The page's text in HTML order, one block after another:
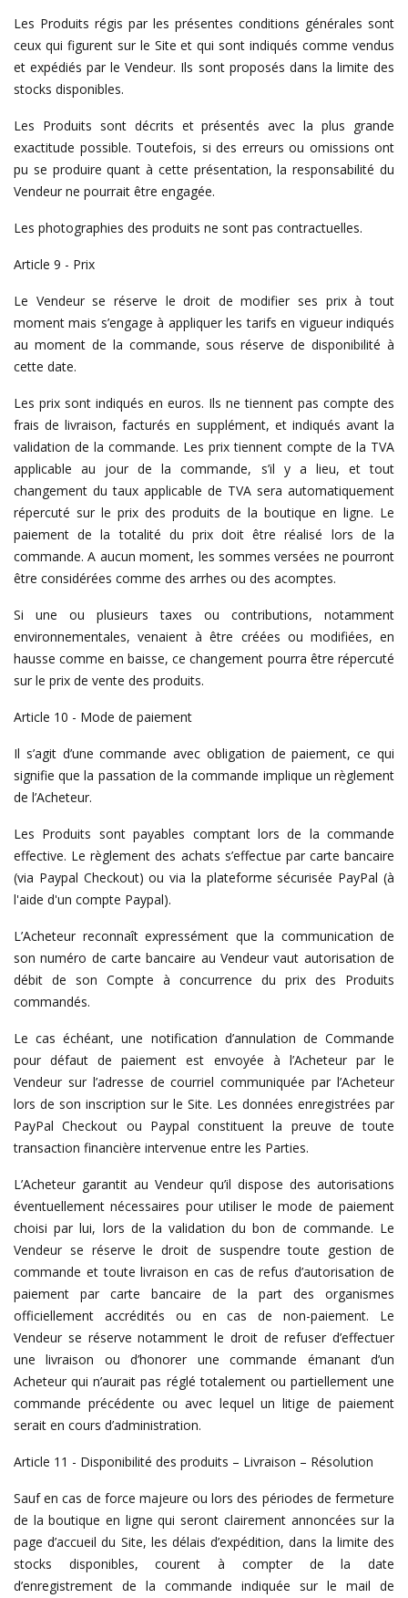
Les Produits régis par les présentes conditions générales sont
ceux qui figurent sur le Site et qui sont indiqués comme vendus
et expédiés par le Vendeur. Ils sont proposés dans la limite des
stocks disponibles.
Les Produits sont décrits et présentés avec la plus grande
exactitude possible. Toutefois, si des erreurs ou omissions ont
pu se produire quant à cette présentation, la responsabilité du
Vendeur ne pourrait être engagée.
Les photographies des produits ne sont pas contractuelles.
Article 9 - Prix
Le Vendeur se réserve le droit de modifier ses prix à tout
moment mais s’engage à appliquer les tarifs en vigueur indiqués
au moment de la commande, sous réserve de disponibilité à
cette date.
Les prix sont indiqués en euros. Ils ne tiennent pas compte des
frais de livraison, facturés en supplément, et indiqués avant la
validation de la commande. Les prix tiennent compte de la TVA
applicable au jour de la commande, s’il y a lieu, et tout
changement du taux applicable de TVA sera automatiquement
répercuté sur le prix des produits de la boutique en ligne. Le
paiement de la totalité du prix doit être réalisé lors de la
commande. A aucun moment, les sommes versées ne pourront
être considérées comme des arrhes ou des acomptes.
Si une ou plusieurs taxes ou contributions, notamment
environnementales, venaient à être créées ou modifiées, en
hausse comme en baisse, ce changement pourra être répercuté
sur le prix de vente des produits.
Article 10 - Mode de paiement
Il s’agit d’une commande avec obligation de paiement, ce qui
signifie que la passation de la commande implique un règlement
de l’Acheteur.
Les Produits sont payables comptant lors de la commande
effective. Le règlement des achats s’effectue par carte bancaire
(via Paypal Checkout) ou via la plateforme sécurisée PayPal (à
l'aide d'un compte Paypal).
L’Acheteur reconnaît expressément que la communication de
son numéro de carte bancaire au Vendeur vaut autorisation de
débit de son Compte à concurrence du prix des Produits
commandés.
Le cas échéant, une notification d’annulation de Commande
pour défaut de paiement est envoyée à l’Acheteur par le
Vendeur sur l’adresse de courriel communiquée par l’Acheteur
lors de son inscription sur le Site. Les données enregistrées par
PayPal Checkout ou Paypal constituent la preuve de toute
transaction financière intervenue entre les Parties.
L’Acheteur garantit au Vendeur qu’il dispose des autorisations
éventuellement nécessaires pour utiliser le mode de paiement
choisi par lui, lors de la validation du bon de commande. Le
Vendeur se réserve le droit de suspendre toute gestion de
commande et toute livraison en cas de refus d’autorisation de
paiement par carte bancaire de la part des organismes
officiellement accrédités ou en cas de non-paiement. Le
Vendeur se réserve notamment le droit de refuser d’effectuer
une livraison ou d’honorer une commande émanant d’un
Acheteur qui n’aurait pas réglé totalement ou partiellement une
commande précédente ou avec lequel un litige de paiement
serait en cours d’administration.
Article 11 - Disponibilité des produits – Livraison – Résolution
Sauf en cas de force majeure ou lors des périodes de fermeture
de la boutique en ligne qui seront clairement annoncées sur la
page d’accueil du Site, les délais d’expédition, dans la limite des
stocks disponibles, courent à compter de la date
d’enregistrement de la commande indiquée sur le mail de